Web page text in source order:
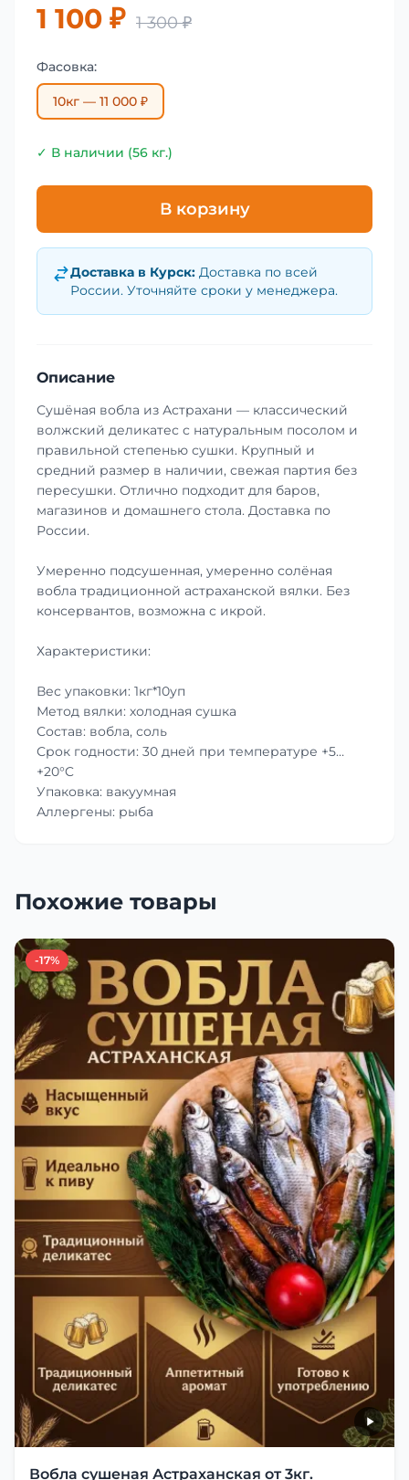
1 100 ₽ 1 300 ₽
Фасовка:
10кг — 11 000 ₽
✓ В наличии (56 кг.)
В корзину
Доставка в Курск: Доставка по всей
России. Уточняйте сроки у менеджера.
Описание
Сушёная вобла из Астрахани — классический
волжский деликатес с натуральным посолом и
правильной степенью сушки. Крупный и
средний размер в наличии, свежая партия без
пересушки. Отлично подходит для баров,
магазинов и домашнего стола. Доставка по
России.
Умеренно подсушенная, умеренно солёная
вобла традиционной астраханской вялки. Без
консервантов, возможна с икрой.
Характеристики:
Вес упаковки: 1кг*10уп
Метод вялки: холодная сушка
Состав: вобла, соль
Срок годности: 30 дней при температуре +5…
+20°C
Упаковка: вакуумная
Аллергены: рыба
Похожие товары
-17%
Вобла сушеная Астраханская от 3кг.